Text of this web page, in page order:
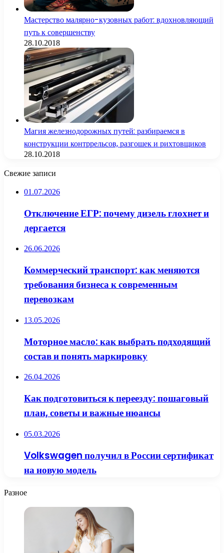
Мастерство малярно-кузовных работ: вдохновляющий
путь к совершенству
28.10.2018
Магия железнодорожных путей: разбираемся в
конструкции контррельсов, разгошек и рихтовщиков
28.10.2018
Свежие записи
01.07.2026
Отключение ЕГР: почему дизель глохнет и
дергается
26.06.2026
Коммерческий транспорт: как меняются
требования бизнеса к современным
перевозкам
13.05.2026
Моторное масло: как выбрать подходящий
состав и понять маркировку
26.04.2026
Как подготовиться к переезду: пошаговый
план, советы и важные нюансы
05.03.2026
Volkswagen получил в России сертификат
на новую модель
Разное